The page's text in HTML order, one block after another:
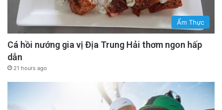
Ẩm Thực
Cá hồi nướng gia vị Địa Trung Hải thơm ngon hấp
dẫn
21 hours ago